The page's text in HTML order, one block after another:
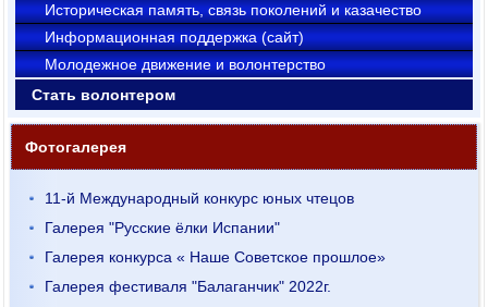
Историческая память, связь поколений и казачество
Информационная поддержка (сайт)
Молодежное движение и волонтерство
Стать волонтером
Фотогалерея
11-й Международный конкурс юных чтецов
Галерея "Русские ёлки Испании"
Галерея конкурса « Наше Советское прошлое»
Галерея фестиваля "Балаганчик" 2022г.